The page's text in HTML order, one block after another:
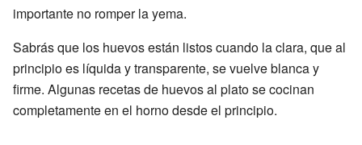
importante no romper la yema.
Sabrás que los huevos están listos cuando la clara, que al
principio es líquida y transparente, se vuelve blanca y
firme. Algunas recetas de huevos al plato se cocinan
completamente en el horno desde el principio.